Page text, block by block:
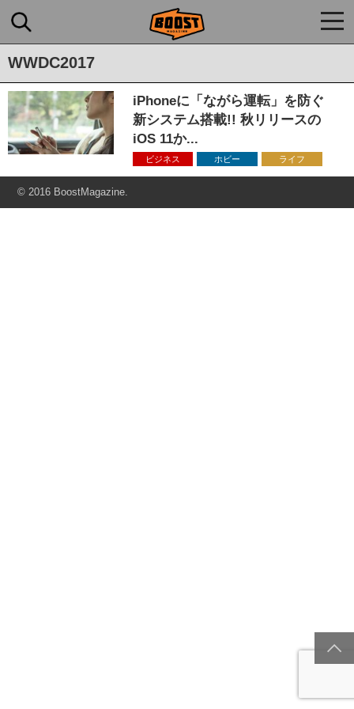
WWDC2017
iPhoneに「ながら運転」を防ぐ
新システム搭載!! 秋リリースの
iOS 11か...
ビジネス ホビー ライフ
© 2016 BoostMagazine.